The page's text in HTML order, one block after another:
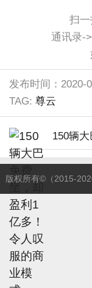
扫
通讯录-
发布时间：2020-
TAG: 尊云
150辆
令人叹
版权所有©（2015-